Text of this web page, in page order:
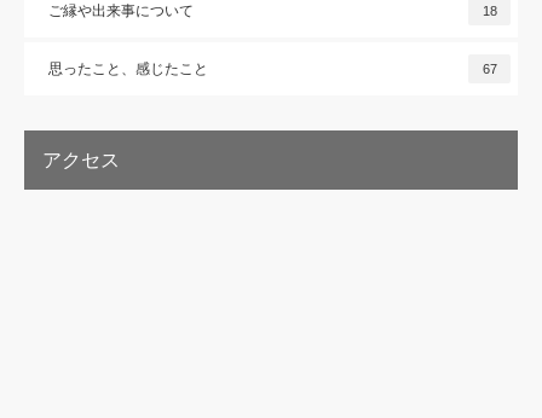
ご縁や出来事について 18
思ったこと、感じたこと 67
アクセス